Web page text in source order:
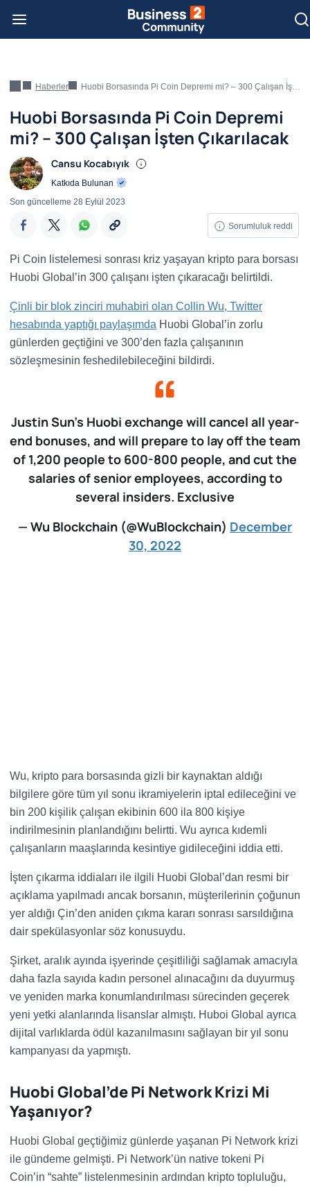
Haberler Huobi Borsasında Pi Coin Depremi mi? – 300 Çalışan İşten Çıkarılacak
Huobi Borsasında Pi Coin Depremi
mi? – 300 Çalışan İşten Çıkarılacak
Cansu Kocabıyık
Katkıda Bulunan
Sorumluluk reddi
Son güncelleme 28 Eylül 2023
Pi Coin listelemesi sonrası kriz yaşayan kripto para borsası
Huobi Global’in 300 çalışanı işten çıkaracağı belirtildi.
Çinli bir blok zinciri muhabiri olan Collin Wu, Twitter
hesabında yaptığı paylaşımda Huobi Global’in zorlu
günlerden geçtiğini ve 300’den fazla çalışanının
sözleşmesinin feshedilebileceğini bildirdi.
Justin Sun’s Huobi exchange will cancel all year-
end bonuses, and will prepare to lay off the team
of 1,200 people to 600-800 people, and cut the
salaries of senior employees, according to
several insiders. Exclusive
— Wu Blockchain (@WuBlockchain) December
30, 2022
Wu, kripto para borsasında gizli bir kaynaktan aldığı
bilgilere göre tüm yıl sonu ikramiyelerin iptal edileceğini ve
bin 200 kişilik çalışan ekibinin 600 ila 800 kişiye
indirilmesinin planlandığını belirtti. Wu ayrıca kıdemli
çalışanların maaşlarında kesintiye gidileceğini iddia etti.
İşten çıkarma iddiaları ile ilgili Huobi Global’dan resmi bir
açıklama yapılmadı ancak borsanın, müşterilerinin çoğunun
yer aldığı Çin’den aniden çıkma kararı sonrası sarsıldığına
dair spekülasyonlar söz konusuydu.
Şirket, aralık ayında işyerinde çeşitliliği sağlamak amacıyla
daha fazla sayıda kadın personel alınacağını da duyurmuş
ve yeniden marka konumlandırılması sürecinden geçerek
yeni yetki alanlarında lisanslar almıştı. Huboi Global ayrıca
dijital varlıklarda ödül kazanılmasını sağlayan bir yıl sonu
kampanyası da yapmıştı.
Huobi Global’de Pi Network Krizi Mi
Yaşanıyor?
Huobi Global geçtiğimiz günlerde yaşanan Pi Network krizi
ile gündeme gelmişti. Pi Network’ün native tokeni Pi
Coin’in “sahte” listelenmesinin ardından kripto topluluğu,